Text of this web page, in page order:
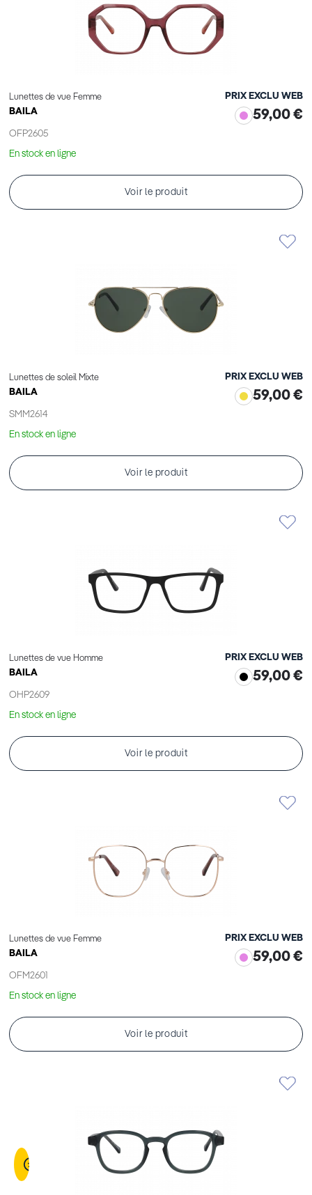
Lunettes de vue Femme
BAILA
OFP2605
PRIX EXCLU WEB
59,00 €
En stock en ligne
Voir le produit
Lunettes de soleil Mixte
BAILA
SMM2614
PRIX EXCLU WEB
59,00 €
En stock en ligne
Voir le produit
Lunettes de vue Homme
BAILA
OHP2609
PRIX EXCLU WEB
59,00 €
En stock en ligne
Voir le produit
Lunettes de vue Femme
BAILA
OFM2601
PRIX EXCLU WEB
59,00 €
En stock en ligne
Voir le produit